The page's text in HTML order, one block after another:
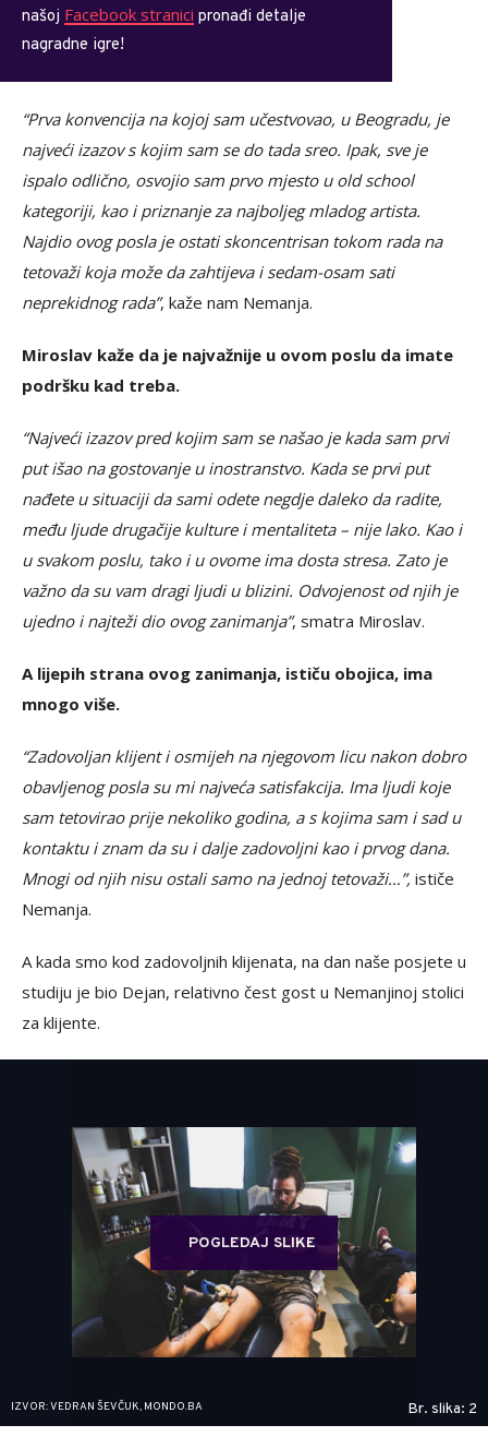
našoj Facebook stranici pronađi detalje
nagradne igre!
“Prva konvencija na kojoj sam učestvovao, u Beogradu, je
najveći izazov s kojim sam se do tada sreo. Ipak, sve je
ispalo odlično, osvojio sam prvo mjesto u old school
kategoriji, kao i priznanje za najboljeg mladog artista.
Najdio ovog posla je ostati skoncentrisan tokom rada na
tetovaži koja može da zahtijeva i sedam-osam sati
neprekidnog rada”, kaže nam Nemanja.
Miroslav kaže da je najvažnije u ovom poslu da imate
podršku kad treba.
“Najveći izazov pred kojim sam se našao je kada sam prvi
put išao na gostovanje u inostranstvo. Kada se prvi put
nađete u situaciji da sami odete negdje daleko da radite,
među ljude drugačije kulture i mentaliteta – nije lako. Kao i
u svakom poslu, tako i u ovome ima dosta stresa. Zato je
važno da su vam dragi ljudi u blizini. Odvojenost od njih je
ujedno i najteži dio ovog zanimanja”, smatra Miroslav.
A lijepih strana ovog zanimanja, ističu obojica, ima
mnogo više.
“Zadovoljan klijent i osmijeh na njegovom licu nakon dobro
obavljenog posla su mi najveća satisfakcija. Ima ljudi koje
sam tetovirao prije nekoliko godina, a s kojima sam i sad u
kontaktu i znam da su i dalje zadovoljni kao i prvog dana.
Mnogi od njih nisu ostali samo na jednoj tetovaži…”, ističe
Nemanja.
A kada smo kod zadovoljnih klijenata, na dan naše posjete u
studiju je bio Dejan, relativno čest gost u Nemanjinoj stolici
za klijente.
POGLEDAJ SLIKE
IZVOR: VEDRAN ŠEVČUK, MONDO.BA Br. slika: 2